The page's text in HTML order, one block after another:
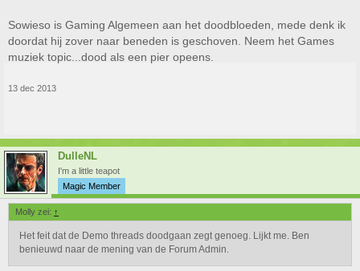
Sowieso is Gaming Algemeen aan het doodbloeden, mede denk ik
doordat hij zover naar beneden is geschoven. Neem het Games
muziek topic...dood als een pier opeens.
13 dec 2013
DulleNL
I'm a little teapot
Magic Member
Molly zei: ↑
Het feit dat de Demo threads doodgaan zegt genoeg. Lijkt me. Ben
benieuwd naar de mening van de Forum Admin.